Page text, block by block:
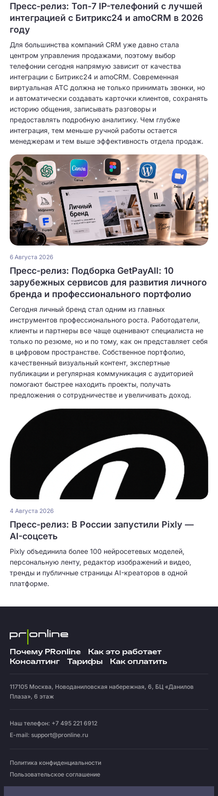
Пресс-релиз: Топ-7 IP-телефоний с лучшей
интеграцией с Битрикс24 и amoCRM в 2026
году
Для большинства компаний CRM уже давно стала
центром управления продажами, поэтому выбор
телефонии сегодня напрямую зависит от качества
интеграции с Битрикс24 и amoCRM. Современная
виртуальная АТС должна не только принимать звонки, но
и автоматически создавать карточки клиентов, сохранять
историю общения, записывать разговоры и
предоставлять подробную аналитику. Чем глубже
интеграция, тем меньше ручной работы остается
менеджерам и тем выше эффективность отдела продаж.
6 Августа 2026
Пресс-релиз: Подборка GetPayAll: 10
зарубежных сервисов для развития личного
бренда и профессионального портфолио
Сегодня личный бренд стал одним из главных
инструментов профессионального роста. Работодатели,
клиенты и партнеры все чаще оценивают специалиста не
только по резюме, но и по тому, как он представляет себя
в цифровом пространстве. Собственное портфолио,
качественный визуальный контент, экспертные
публикации и регулярная коммуникация с аудиторией
помогают быстрее находить проекты, получать
предложения о сотрудничестве и увеличивать доход.
4 Августа 2026
Пресс-релиз: В России запустили Pixly —
AI-соцсеть
Pixly объединила более 100 нейросетевых моделей,
персональную ленту, редактор изображений и видео,
тренды и публичные страницы AI-креаторов в одной
платформе.
Почему PRonline
Как это работает
Консалтинг
Тарифы Как оплатить
117105 Москва, Новоданиловская набережная, 6, БЦ «Данилов
Плаза», 6 этаж
Наш телефон: +7 495 221 6912
E-mail: support@pronline.ru
Политика конфиденциальности
Пользовательское соглашение